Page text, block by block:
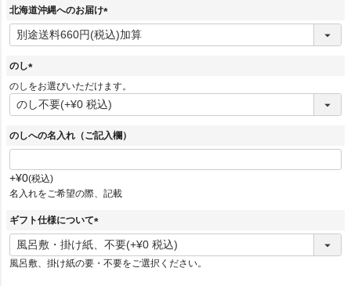
須
北海道沖縄へのお届け
(
必
のし
(
必
須
のしをお選びいただけます。
のしへの名入れ（ご記入欄）
+¥0 税込
名入れをご希望の際、記載
ギフト仕様について
(
必
須
風呂敷、掛け紙の要・不要をご選択ください。